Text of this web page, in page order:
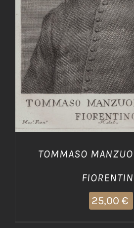
TOMMASO
25,00 €